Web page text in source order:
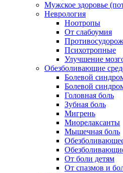
Мужское здоровье
Неврология
Ноотропы
От слабоумия
Психотропные
Улучшение
Обезболивающие
Болевой
Болевой
Головная боль
Зубная боль
Мигрень
Миорелаксанты
Мышечная боль
От боли детям
От спазмов и